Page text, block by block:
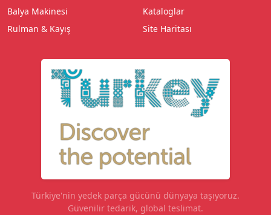
Balya Makinesi
Rulman & Kayış
Kataloglar
Site Haritası
Türkiye'nin yedek parça gücünü dünyaya taşıyoruz.
Güvenilir tedarik, global teslimat.